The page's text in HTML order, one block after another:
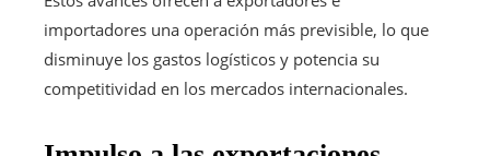
importadores una operación más previsible, lo que
disminuye los gastos logísticos y potencia su
competitividad en los mercados internacionales.